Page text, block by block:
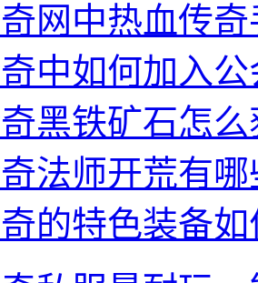
网中热血传
中如何加入公
黑铁矿石怎
法师开荒有
的特色装备